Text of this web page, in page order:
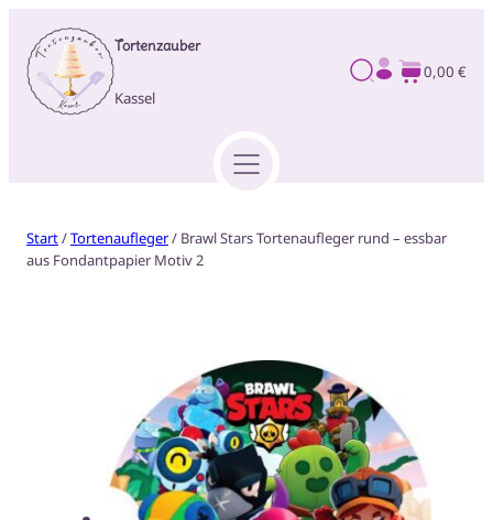
Tortenzauber
Kassel
0,00 €
Start/Tortenaufleger/ Brawl Stars Tortenaufleger rund – essbar
aus Fondantpapier Motiv 2